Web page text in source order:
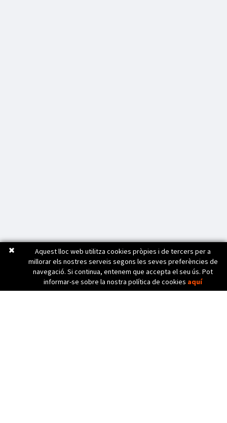
Aquest lloc web utilitza cookies pròpies i de tercers per a
millorar els nostres serveis segons les seves preferències de
navegació. Si continua, entenem que accepta el seu ús. Pot
informar-se sobre la nostra política de cookies aquí